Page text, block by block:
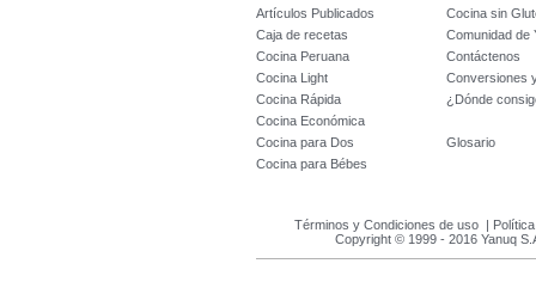
Artículos Publicados
Cocina sin
Caja de recetas
Comunidad de
Cocina Peruana
Contáctenos
Cocina Light
Conversiones
Cocina Rápida
¿Dónde
Cocina Económica
Cocina para Dos
Glosario
Cocina para Bébes
Términos y Condiciones de uso |
Copyright © 1999 - 2016 Yanuq